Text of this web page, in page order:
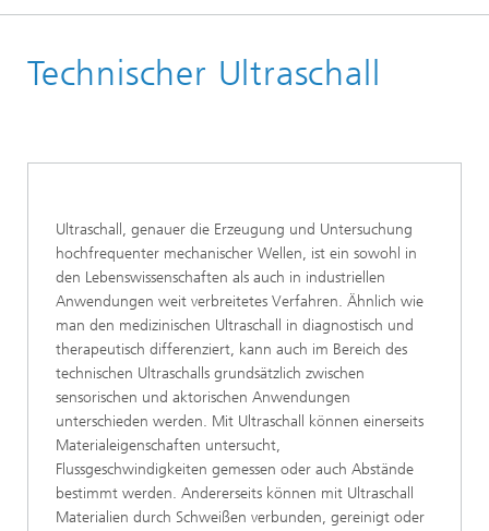
Kernkompetenzen
Technischer Ultraschall
Ultraschall, genauer die Erzeugung und Untersuchung
hochfrequenter mechanischer Wellen, ist ein sowohl in
den Lebenswissenschaften als auch in industriellen
Anwendungen weit verbreitetes Verfahren. Ähnlich wie
man den medizinischen Ultraschall in diagnostisch und
therapeutisch differenziert, kann auch im Bereich des
technischen Ultraschalls grundsätzlich zwischen
sensorischen und aktorischen Anwendungen
unterschieden werden. Mit Ultraschall können einerseits
Materialeigenschaften untersucht,
Flussgeschwindigkeiten gemessen oder auch Abstände
bestimmt werden. Andererseits können mit Ultraschall
Materialien durch Schweißen verbunden, gereinigt oder